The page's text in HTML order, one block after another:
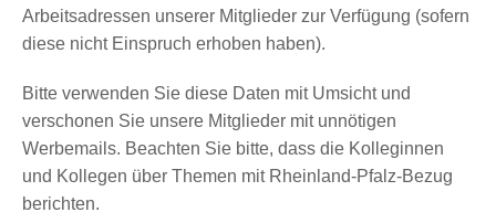
Arbeitsadressen unserer Mitglieder zur Verfügung (sofern
diese nicht Einspruch erhoben haben).
Bitte verwenden Sie diese Daten mit Umsicht und
verschonen Sie unsere Mitglieder mit unnötigen
Werbemails. Beachten Sie bitte, dass die Kolleginnen
und Kollegen über Themen mit Rheinland-Pfalz-Bezug
berichten.